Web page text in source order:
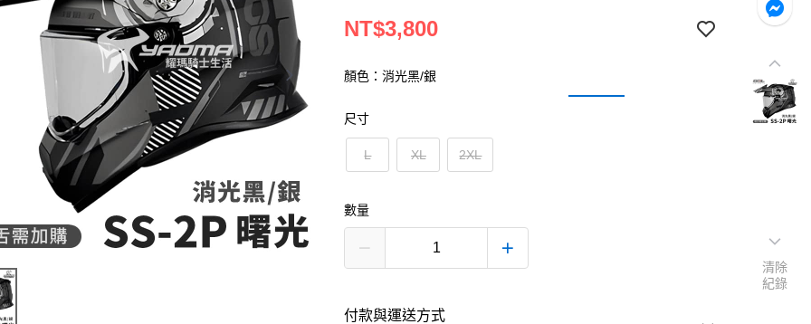
NT$3,800
顏色：消光黑/銀
尺寸
L XL 2XL
數量
付款與運送方式
清除
紀錄